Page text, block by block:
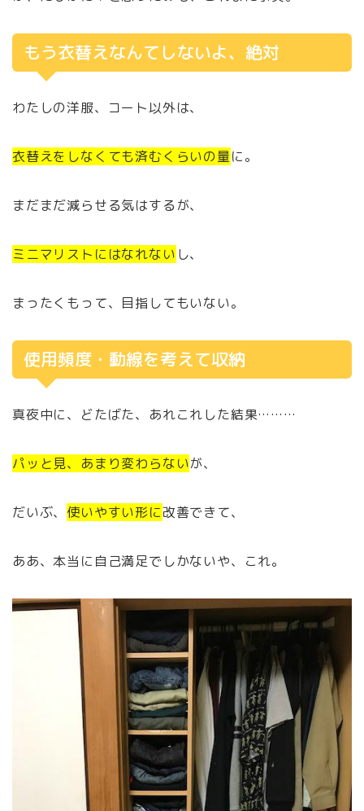
もう衣替えなんてしないよ、絶対
わたしの洋服、コート以外は、
衣替えをしなくても済むくらいの量に。
まだまだ減らせる気はするが、
ミニマリストにはなれない し、
まったくもって、目指してもいない。
使用頻度・動線を考えて収納
真夜中に、どたばた、あれこれした結果………
パッと見、あまり変わらないが、
だいぶ、 使いやすい形に改善できて、
ああ、本当に自己満足でしかないや、これ。